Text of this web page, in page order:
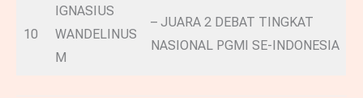
10
IGNASIUS
WANDELINUS
M
– JUARA 2 DEBAT TINGKAT
NASIONAL PGMI SE-INDONESIA